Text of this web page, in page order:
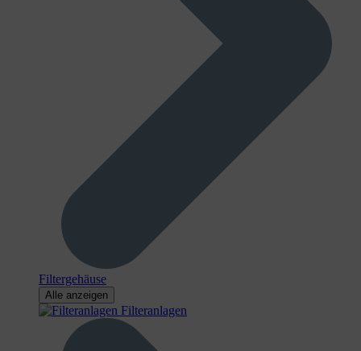
Filtergehäuse
Alle anzeigen
Filteranlagen